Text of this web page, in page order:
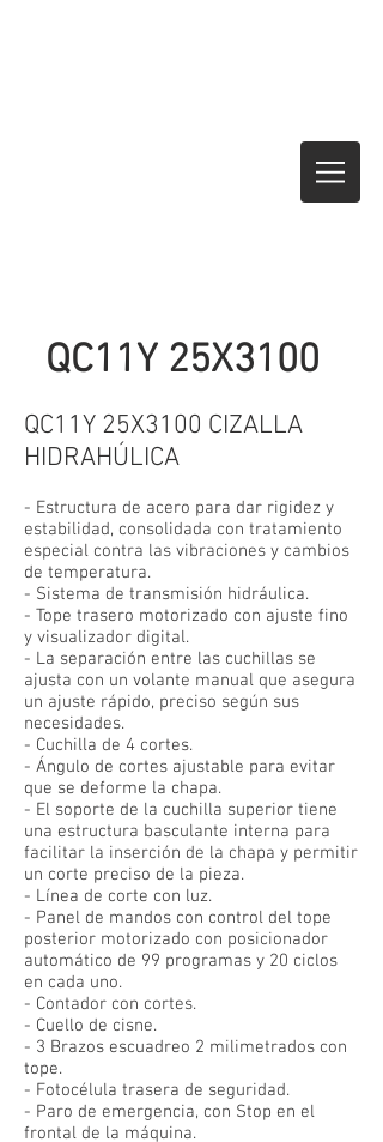
QC11Y 25X3100
QC11Y 25X3100 CIZALLA
HIDRAHÚLICA
- Estructura de acero para dar rigidez y
estabilidad, consolidada con tratamiento
especial contra las vibraciones y cambios
de temperatura.
- Sistema de transmisión hidráulica.
- Tope trasero motorizado con ajuste fino
y visualizador digital.
- La separación entre las cuchillas se
ajusta con un volante manual que asegura
un ajuste rápido, preciso según sus
necesidades.
- Cuchilla de 4 cortes.
- Ángulo de cortes ajustable para evitar
que se deforme la chapa.
- El soporte de la cuchilla superior tiene
una estructura basculante interna para
facilitar la inserción de la chapa y permitir
un corte preciso de la pieza.
- Línea de corte con luz.
- Panel de mandos con control del tope
posterior motorizado con posicionador
automático de 99 programas y 20 ciclos
en cada uno.
- Contador con cortes.
- Cuello de cisne.
- 3 Brazos escuadreo 2 milimetrados con
tope.
- Fotocélula trasera de seguridad.
- Paro de emergencia, con Stop en el
frontal de la máquina.